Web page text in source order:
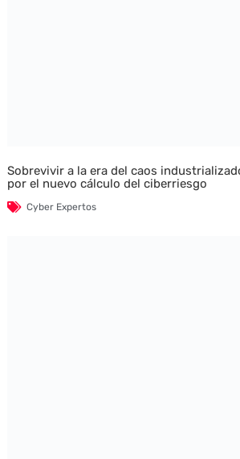
Sobrevivir a la era del caos
por el nuevo cálculo del ciberriesgo
Cyber Expertos